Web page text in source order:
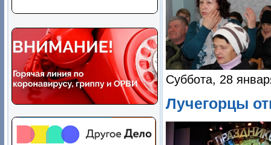
Суббота, 28
Лучегорцы